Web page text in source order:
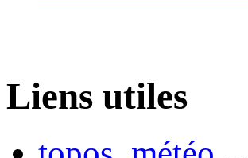
Liens utiles